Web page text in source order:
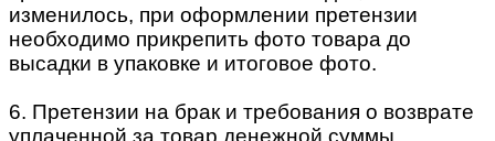
изменилось, при оформлении претензии
необходимо прикрепить фото товара до
высадки в упаковке и итоговое фото.
6. Претензии на брак и требования о возврате
уплаченной за товар денежной суммы